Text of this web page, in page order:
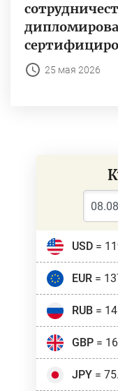
25 мая 2026
USD=
EUR=
RUB=
GBP=
JPY=